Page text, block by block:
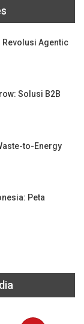
Revolusi Agentic
Solusi B2B
to-Energy
Peta